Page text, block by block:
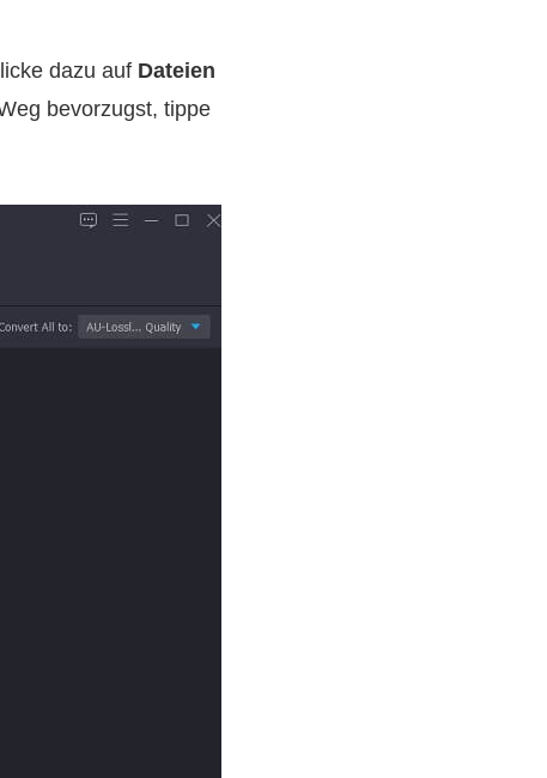
dazu auf Dateien
bevorzugst, tippe